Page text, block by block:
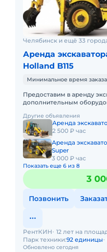
Челябинск и ещё 33
Аренда
Holland B115
Минимальное время
Предоставим в аренду
дополнительным
спецтехники - половина
Другие объявления
Аренда
2 500 ₽ час
Аренда
Super
3 000 ₽ час
Показать еще 6 из 8
3
Позвонить
Обновлено сегодня
РентКИН 12 лет на
Парк техники:92 единицы